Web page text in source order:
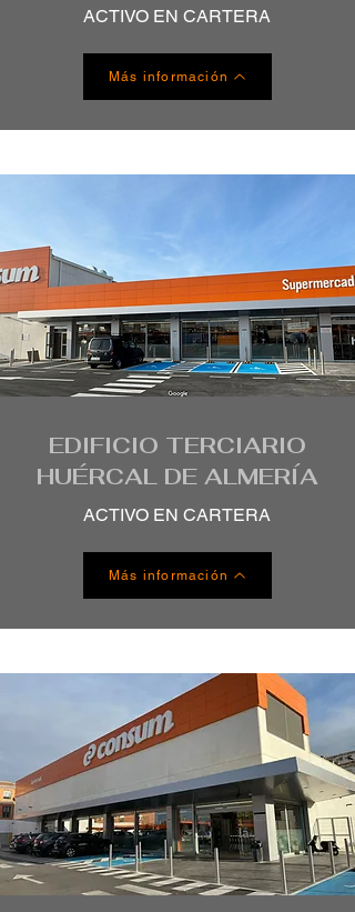
ACTIVO EN CARTERA
Más información
EDIFICIO TERCIARIO
HUÉRCAL DE ALMERÍA
ACTIVO EN CARTERA
Más información